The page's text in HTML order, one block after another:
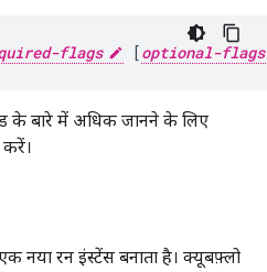
flags [optional-flags
के बारे में अधिक जानने के लिए
करें।
नया रन इंस्टेंस बनाता है। क्यूबफ़्लो